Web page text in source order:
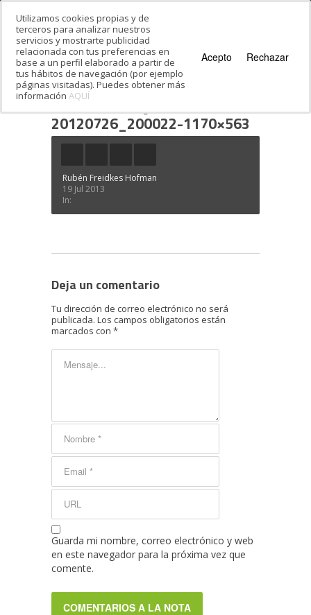
Estás en:
israelíes? · 20120726_200022-1170×563
20120726_200022-1170×563
Rubén Freidkes Hofman
19 Jul 2013
In:
Deja un comentario
Tu dirección de correo electrónico no será
publicada. Los campos obligatorios están
marcados con *
Guarda mi nombre, correo electrónico y web
en este navegador para la próxima vez que
comente.
Utilizamos cookies propias y de
terceros para analizar nuestros
servicios y mostrarte publicidad
relacionada con tus preferencias en
base a un perfil elaborado a partir de
tus hábitos de navegación (por ejemplo
páginas visitadas). Puedes obtener más
información AQUÍ
Acepto Rechazar